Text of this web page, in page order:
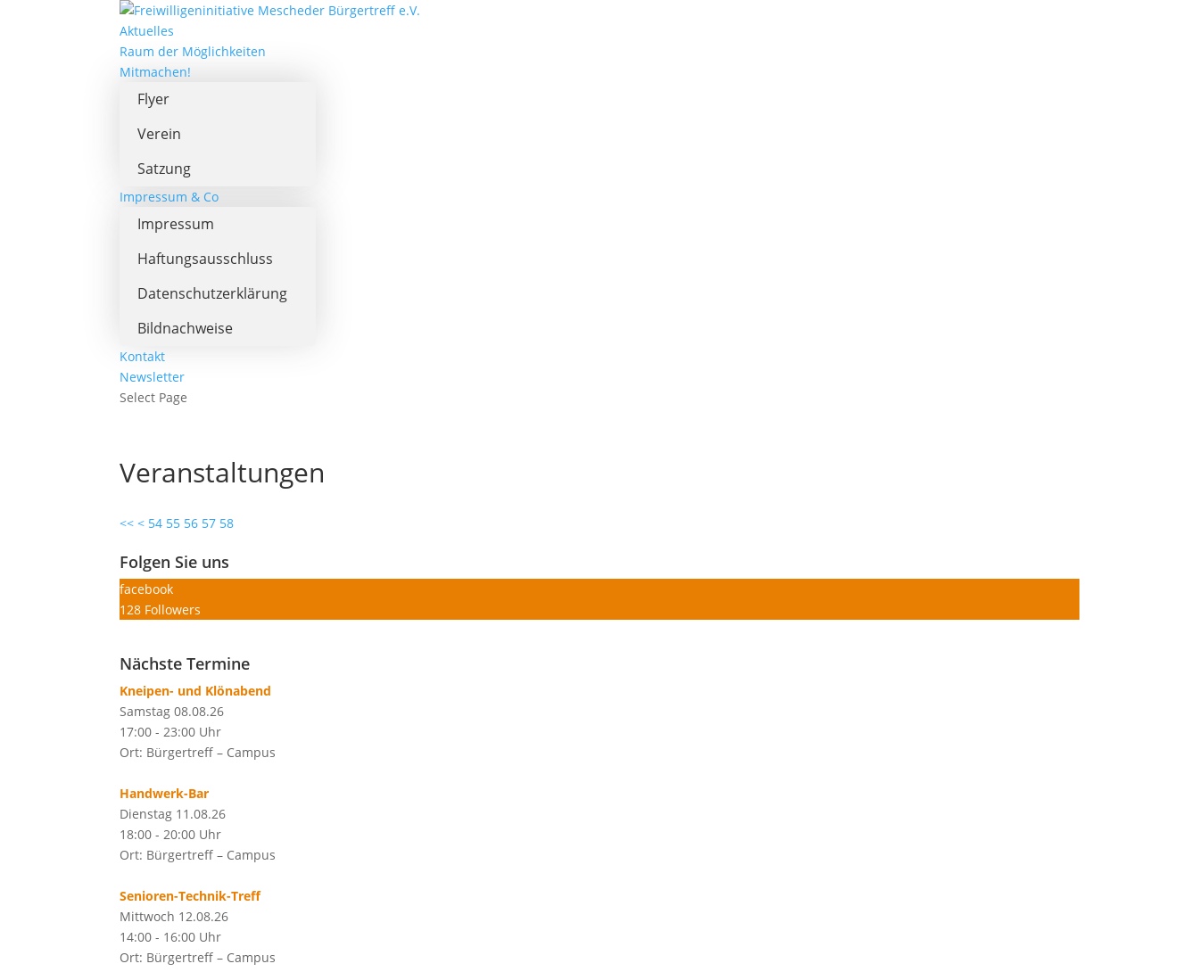
Aktuelles
Raum der Möglichkeiten
Mitmachen!
Flyer
Verein
Satzung
Impressum & Co
Impressum
Haftungsausschluss
Datenschutzerklärung
Bildnachweise
Kontakt
Newsletter
Select Page
Veranstaltungen
<< < 54 55 56 57 58
Folgen Sie uns
facebook
128 Followers
Nächste Termine
Kneipen- und Klönabend
Samstag 08.08.26
17:00 - 23:00 Uhr
Ort: Bürgertreff – Campus
Handwerk-Bar
Dienstag 11.08.26
18:00 - 20:00 Uhr
Ort: Bürgertreff – Campus
Senioren-Technik-Treff
Mittwoch 12.08.26
14:00 - 16:00 Uhr
Ort: Bürgertreff – Campus